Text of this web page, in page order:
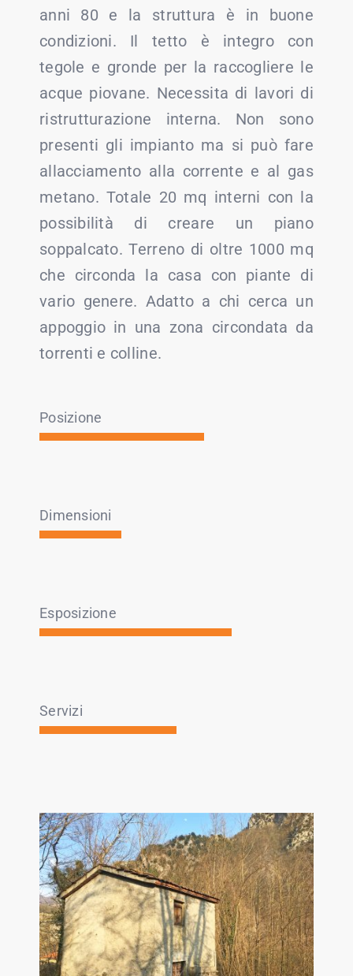
anni 80 e la struttura è in buone
condizioni. Il tetto è integro con
tegole e gronde per la raccogliere le
acque piovane. Necessita di lavori di
ristrutturazione interna. Non sono
presenti gli impianto ma si può fare
allacciamento alla corrente e al gas
metano. Totale 20 mq interni con la
possibilità di creare un piano
soppalcato. Terreno di oltre 1000 mq
che circonda la casa con piante di
vario genere. Adatto a chi cerca un
appoggio in una zona circondata da
torrenti e colline.
Posizione
Dimensioni
Esposizione
Servizi